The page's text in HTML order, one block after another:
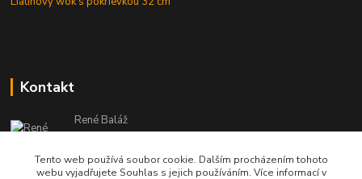
Kontakt
René Baláž
Eshop: +421 902 212 007
od 8:00 - do 16:00 hod
Tento web používá soubor cookie. Dalším procházením tohoto
webu vyjadřujete Souhlas s jejich používáním. Více informací v